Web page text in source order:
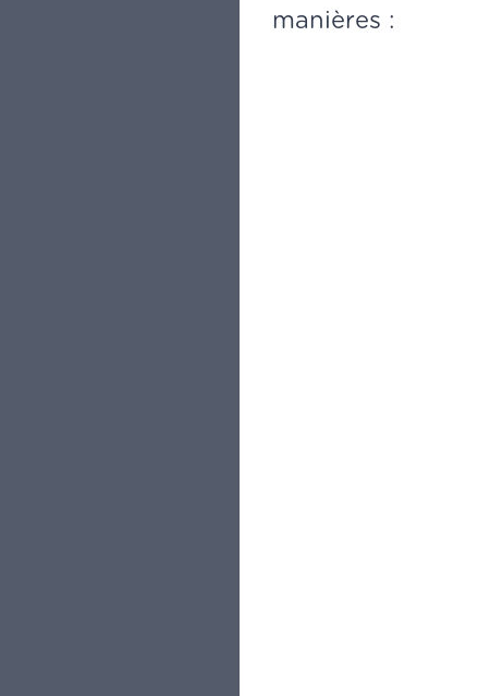
manières :